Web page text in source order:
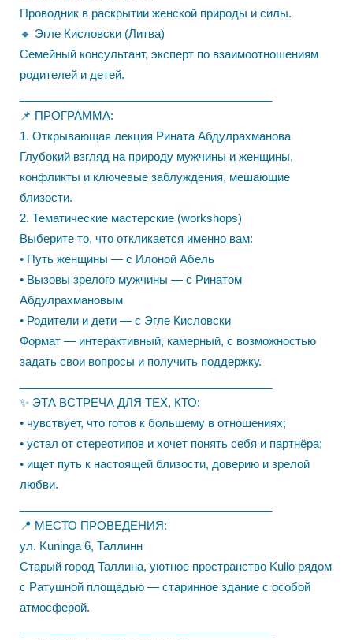
Проводник в раскрытии женской природы и силы.
🔸 Эгле Кисловски (Литва)
Семейный консультант, эксперт по взаимоотношениям
родителей и детей.
📌 ПРОГРАММА:
1. Открывающая лекция Рината Абдулрахманова
Глубокий взгляд на природу мужчины и женщины,
конфликты и ключевые заблуждения, мешающие
близости.
2. Тематические мастерские (workshops)
Выберите то, что откликается именно вам:
• Путь женщины — с Илоной Абель
• Вызовы зрелого мужчины — с Ринатом
Абдулрахмановым
• Родители и дети — с Эгле Кисловски
Формат — интерактивный, камерный, с возможностью
задать свои вопросы и получить поддержку.
✨ ЭТА ВСТРЕЧА ДЛЯ ТЕХ, КТО:
• чувствует, что готов к большему в отношениях;
• устал от стереотипов и хочет понять себя и партнёра;
• ищет путь к настоящей близости, доверию и зрелой
любви.
📍 МЕСТО ПРОВЕДЕНИЯ:
ул. Kuninga 6, Таллинн
Старый город Таллина, уютное пространство Kullo рядом
с Ратушной площадью — старинное здание с особой
атмосферой.